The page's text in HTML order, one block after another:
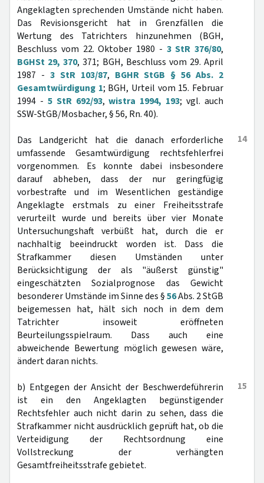
Angeklagten sprechenden Umstände nicht haben.
Das Revisionsgericht hat in Grenzfällen die
Wertung des Tatrichters hinzunehmen (BGH,
Beschluss vom 22. Oktober 1980 - 3 StR 376/80,
BGHSt 29, 370, 371; BGH, Beschluss vom 29. April
1987 - 3 StR 103/87, BGHR StGB § 56 Abs. 2
Gesamtwürdigung 1; BGH, Urteil vom 15. Februar
1994 - 5 StR 692/93,wistra 1994, 193; vgl. auch
SSW-StGB/Mosbacher, § 56, Rn. 40).
14
Das Landgericht hat die danach erforderliche
umfassende Gesamtwürdigung rechtsfehlerfrei
vorgenommen. Es konnte dabei insbesondere
darauf abheben, dass der nur geringfügig
vorbestrafte und im Wesentlichen geständige
Angeklagte erstmals zu einer Freiheitsstrafe
verurteilt wurde und bereits über vier Monate
Untersuchungshaft verbüßt hat, durch die er
nachhaltig beeindruckt worden ist. Dass die
Strafkammer diesen Umständen unter
Berücksichtigung der als "äußerst günstig"
eingeschätzten Sozialprognose das Gewicht
besonderer Umstände im Sinne des §56Abs. 2 StGB
beigemessen hat, hält sich noch in dem dem
Tatrichter insoweit eröffneten
Beurteilungsspielraum. Dass auch eine
abweichende Bewertung möglich gewesen wäre,
ändert daran nichts.
15
b) Entgegen der Ansicht der Beschwerdeführerin
ist ein den Angeklagten begünstigender
Rechtsfehler auch nicht darin zu sehen, dass die
Strafkammer nicht ausdrücklich geprüft hat, ob die
Verteidigung der Rechtsordnung eine
Vollstreckung der verhängten
Gesamtfreiheitsstrafe gebietet.